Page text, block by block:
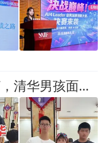
“他的眼神已经快成神了”，清华男孩面相火了，网友：感觉他在四维空间